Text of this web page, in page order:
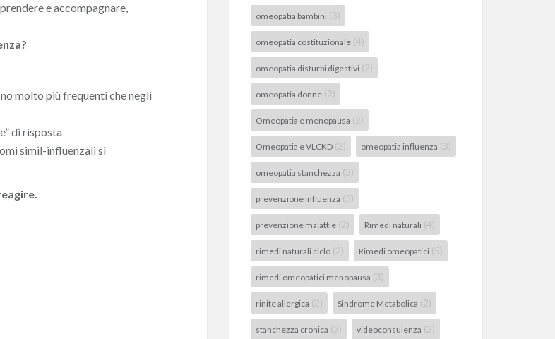
e accompagnare,
molto più frequenti che negli
di risposta
simil-influenzali si
omeopatia bambini (3)
omeopatia costituzionale (4)
omeopatia disturbi digestivi (2)
omeopatia donne (2)
Omeopatia e menopausa (2)
Omeopatia e VLCKD (2) omeopatia influenza (3)
omeopatia stanchezza (3)
prevenzione influenza (3)
prevenzione malattie (2) Rimedi naturali (4)
rimedi naturali ciclo (2) Rimedi omeopatici (5)
rimedi omeopatici menopausa (3)
rinite allergica (2) Sindrome Metabolica (2)
stanchezza cronica (2) videoconsulenza (2)